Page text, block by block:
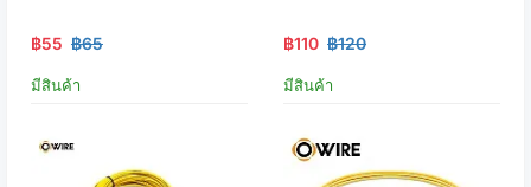
฿55 ฿65
มีสินค้า
฿110 ฿120
มีสินค้า